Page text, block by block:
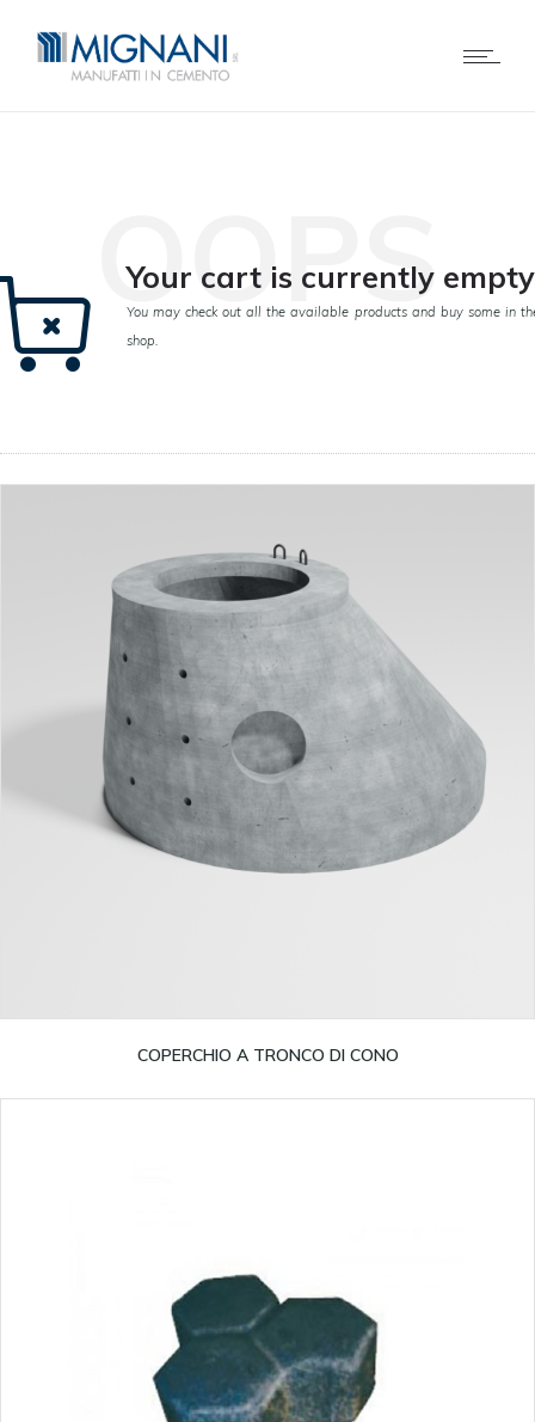
OOPS
Your cart is currently
You may check out all the available products and buy some in
shop.
Leggi tutto
COPERCHIO A TRONCO DI CONO